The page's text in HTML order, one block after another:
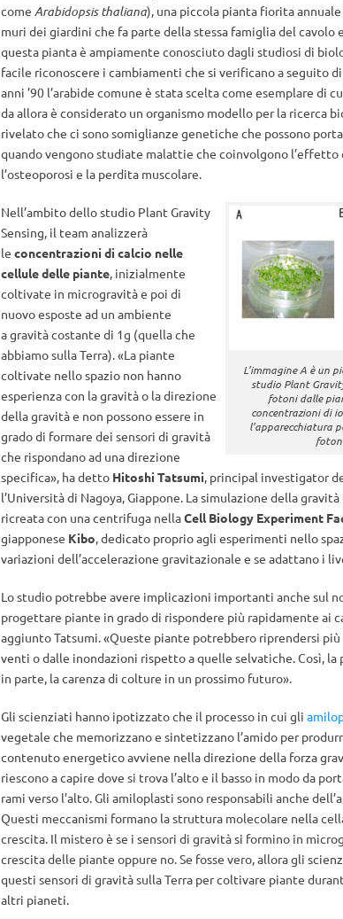
come Arabidopsis thaliana), una piccola pianta fiorita
muri dei giardini che fa parte della stessa famiglia del
questa pianta è ampiamente conosciuto dagli studiosi di
facile riconoscere i cambiamenti che si verificano a seguito
anni ’90 l’arabide comune è stata scelta come esemplare di
da allora è considerato un organismo modello per la ricerca
rivelato che ci sono somiglianze genetiche che possono
quando vengono studiate malattie che coinvolgono l’effetto
l’osteoporosi e la perdita muscolare.
L’immagine A è un
studio Plant
fotoni dalle
concentrazioni di
l’apparecchiatura
Nell’ambito dello studio Plant Gravity
Sensing, il team analizzerà
le concentrazioni di calcio nelle
cellule delle piante, inizialmente
coltivate in microgravità e poi di
nuovo esposte ad un ambiente
a gravità costante di 1g (quella che
abbiamo sulla Terra). «La piante
coltivate nello spazio non hanno
esperienza con la gravità o la direzione
della gravità e non possono essere in
grado di formare dei sensori di gravità
che rispondano ad una direzione
specifica», ha detto Hitoshi Tatsumi, principal investigator
l’Università di Nagoya, Giappone. La simulazione della
ricreata con una centrifuga nellaCell Biology Experiment
giapponese Kibo, dedicato proprio agli esperimenti nello
variazioni dell’accelerazione gravitazionale e se adattano i
Lo studio potrebbe avere implicazioni importanti anche sul
progettare piante in grado di rispondere più rapidamente ai
aggiunto Tatsumi. «Queste piante potrebbero riprendersi
venti o dalle inondazioni rispetto a quelle selvatiche. Così,
in parte, la carenza di colture in un prossimo futuro».
Gli scienziati hanno ipotizzato che il processo in cui gli
vegetale che memorizzano e sintetizzano l’amido per
contenuto energetico avviene nella direzione della forza
riescono a capire dove si trova l’alto e il basso in modo da
rami verso l’alto. Gli amiloplasti sono responsabili anche
Questi meccanismi formano la struttura molecolare nella
crescita. Il mistero è se i sensori di gravità si formino in
crescita delle piante oppure no. Se fosse vero, allora gli
questi sensori di gravità sulla Terra per coltivare piante
altri pianeti.